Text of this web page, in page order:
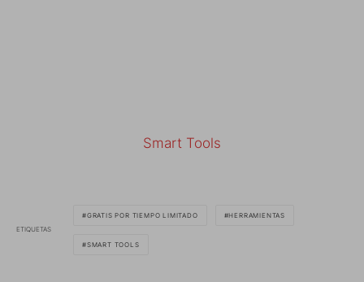
Smart Tools
ETIQUETAS
GRATIS POR TIEMPO LIMITADO HERRAMIENTAS
SMART TOOLS